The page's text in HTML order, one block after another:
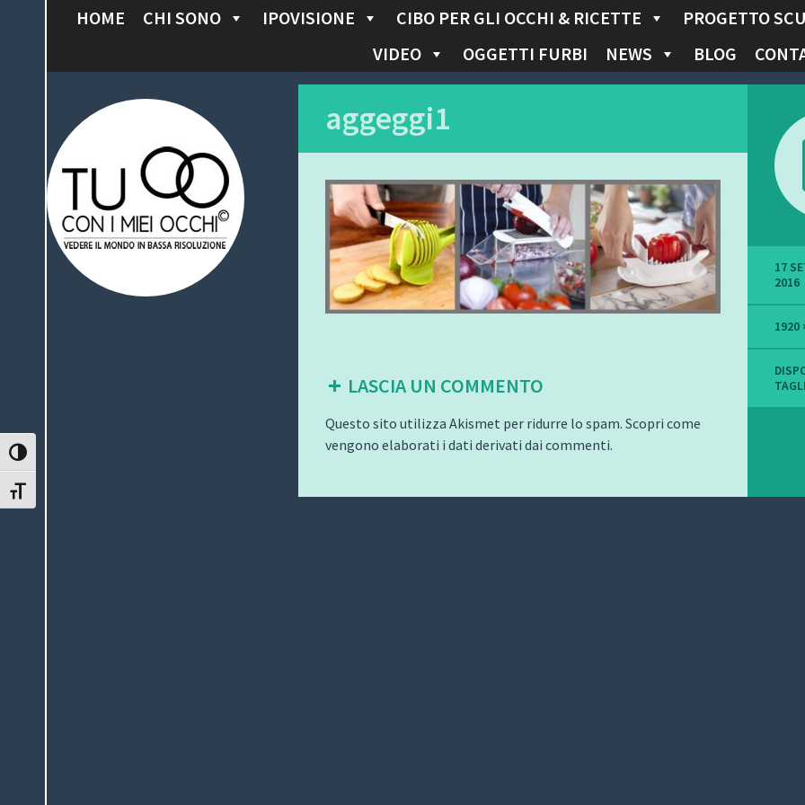
ATTIVA/DISATTIVA ALTO CONTRASTO
ATTIVA/DISATTIVA DIMENSIONE TESTO
I
C
O
N
T
HOME CHI SONO IPOVISIONE CIBO PER GLI OCCHI & RICETTE PROGETTO
VIDEO
OGGETTI FURBI NEWS BLOG
Tu con i miei
occhi
aggeggi1
LASCIA UN COMMENTO
Questo sito utilizza Akismet per ridurre lo spam. Scopri come
vengono elaborati i dati derivati dai commenti.
17
2016
1920